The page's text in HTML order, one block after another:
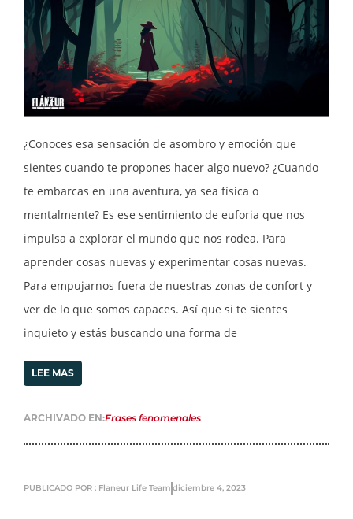
¿Conoces esa sensación de asombro y emoción que
sientes cuando te propones hacer algo nuevo? ¿Cuando
te embarcas en una aventura, ya sea física o
mentalmente? Es ese sentimiento de euforia que nos
impulsa a explorar el mundo que nos rodea. Para
aprender cosas nuevas y experimentar cosas nuevas.
Para empujarnos fuera de nuestras zonas de confort y
ver de lo que somos capaces. Así que si te sientes
inquieto y estás buscando una forma de
LEE MAS
ARCHIVADO EN:Frases fenomenales
PUBLICADO POR : Flaneur Life Team diciembre 4, 2023